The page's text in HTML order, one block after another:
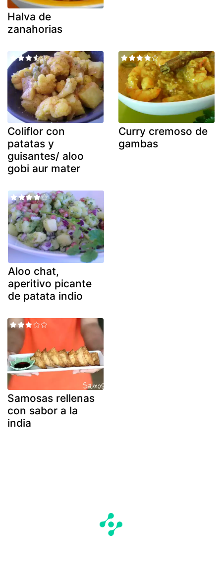
Halva de
zanahorias
Coliflor con
patatas y
guisantes/ aloo
gobi aur mater
Curry cremoso de
gambas
Aloo chat,
aperitivo picante
de patata indio
Samosas rellenas
con sabor a la
india